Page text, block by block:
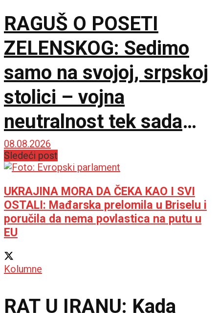
RAGUŠ O POSETI
ZELENSKOG: Sedimo
samo na svojoj, srpskoj
stolici – vojna
neutralnost tek sada
dobija na značaju
08.08.2026
Sledeći post
UKRAJINA MORA DA ČEKA KAO I SVI
OSTALI: Mađarska prelomila u Briselu i
poručila da nema povlastica na putu u
EU
Kolumne
RAT U IRANU: Kada